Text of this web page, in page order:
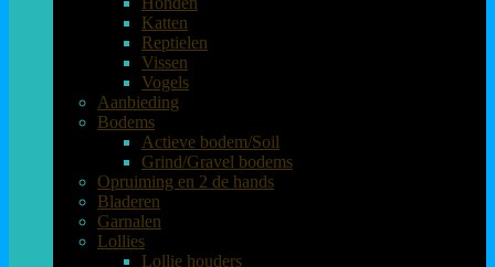
Katten
Reptielen
Vissen
Vogels
Aanbieding
Bodems
Actieve bodem/Soil
Grind/Gravel bodems
Opruiming en 2 de hands
Bladeren
Garnalen
Lollies
Lollie houders